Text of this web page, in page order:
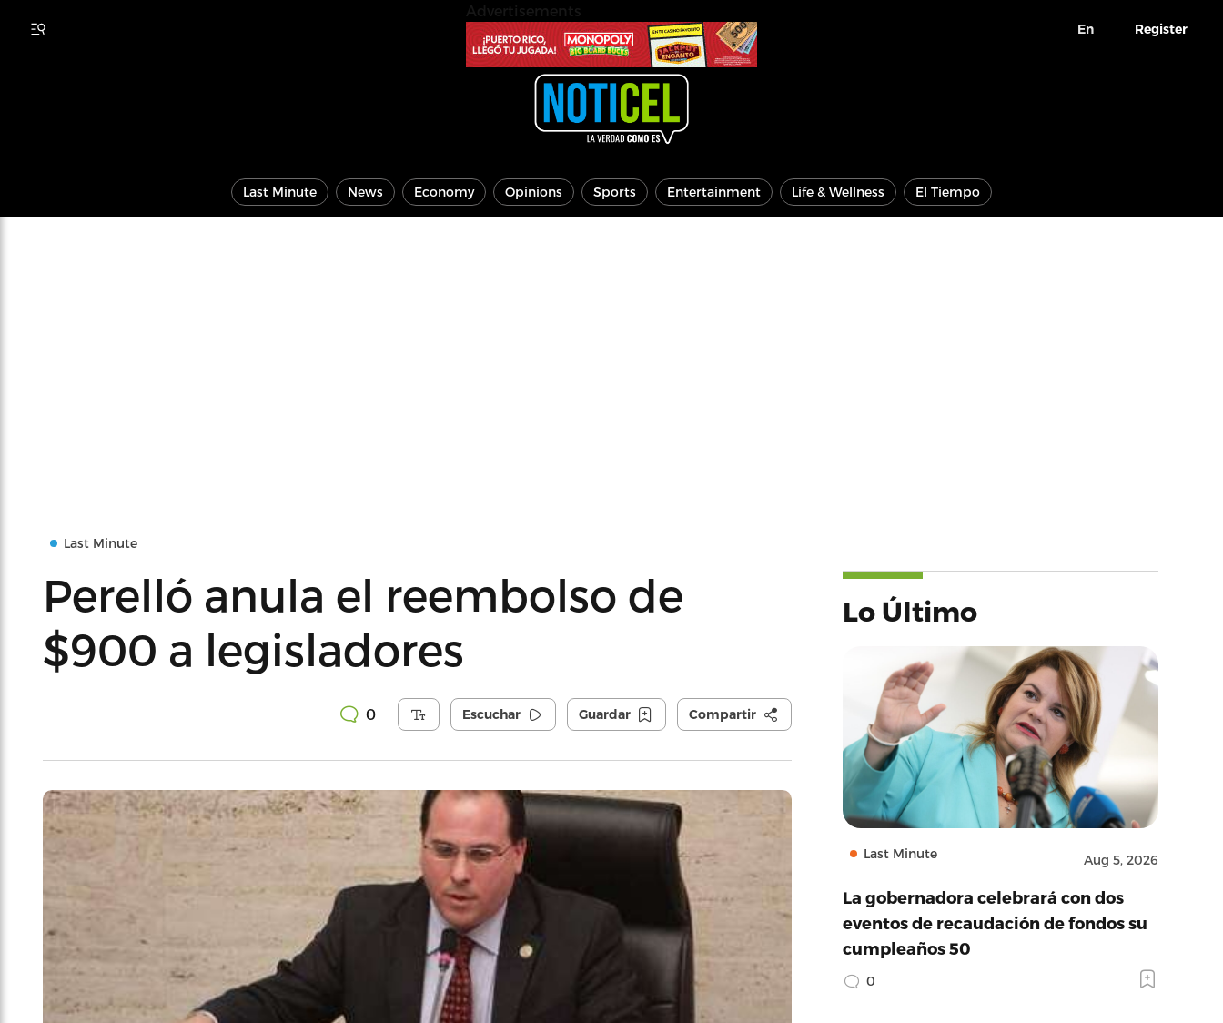
En Register
Last Minute News Economy Opinions Sports Entertainment Life & Wellness El Tiempo
Last Minute
Perelló anula el reembolso de
$900 a legisladores
0 Escuchar Guardar Compartir
Lo Último
Last Minute Aug 5, 2026
La gobernadora celebrará con dos
eventos de recaudación de fondos su
cumpleaños 50
0